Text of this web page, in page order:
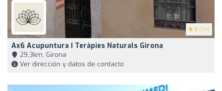
5 (84)
Ax6 Acupuntura I Teràpies Naturals Girona
29,3km, Girona
Ver dirección y datos de contacto